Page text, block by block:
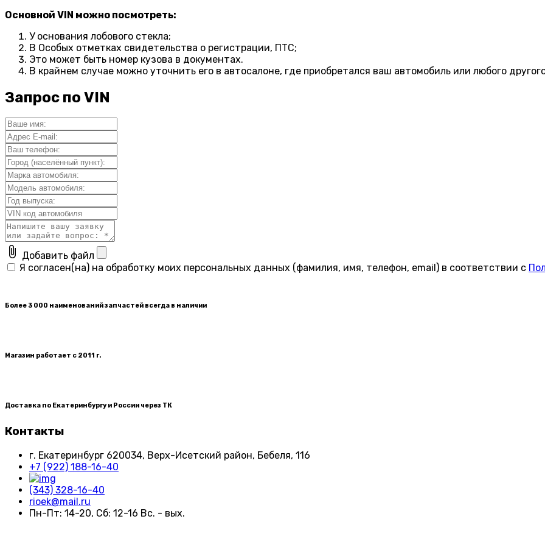
Основной VIN можно посмотреть:
У основания лобового стекла;
В Особых отметках свидетельства о регистрации, ПТС;
Это может быть номер кузова в документах.
В крайнем случае можно уточнить его в автосалоне, где приобретался ваш автомобиль или любого
Запрос по VIN
attach_file Добавить файл
Я согласен(на) на обработку моих персональных данных (фамилия, имя, телефон, email) в соответствии с
Более 3 000 наименований запчастей всегда в наличии
Магазин работает с 2011 г.
Доставка по Екатеринбургу и России через ТК
Контакты
г. Екатеринбург​ 620034, Верх-Исетский район, Бебеля, 116
+7 (922) 188-16-40
(343) 328-16-40
rioek@mail.ru
Пн-Пт: 14-20, Сб: 12-16 Вс. - вых.